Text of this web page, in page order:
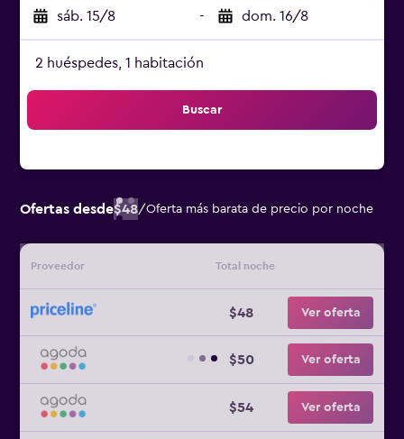
sáb. 15/8 - dom. 16/8
2 huéspedes, 1 habitación
Buscar
Ofertas desde$48/Oferta más barata de precio por noche
Proveedor Total noche
$48 Ver oferta
$50 Ver oferta
$54 Ver oferta